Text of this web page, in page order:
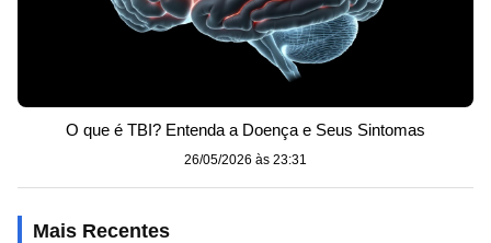
O que é TBI? Entenda a Doença e Seus Sintomas
26/05/2026 às 23:31
Mais Recentes